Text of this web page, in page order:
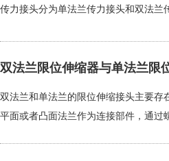
传力接头分为单法兰传力接头和双法兰
双法兰限位伸缩器与单法兰限
双法兰和单法兰的限位伸缩接头主要
平面或者凸面法兰作为连接部件，通过